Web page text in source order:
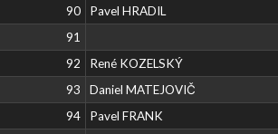
90
Pavel HRADIL
91
92
René KOZELSKÝ
93
Daniel MATEJOVIČ
94
Pavel FRANK